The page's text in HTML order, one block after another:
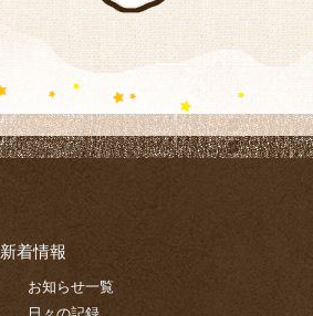
新着情報
お知らせ一覧